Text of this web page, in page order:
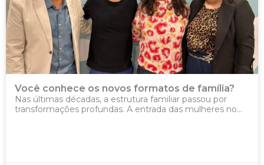
Você conhece os novos formatos de família?
Nas últimas décadas, a estrutura familiar passou por
transformações profundas. A entrada das mulheres no...